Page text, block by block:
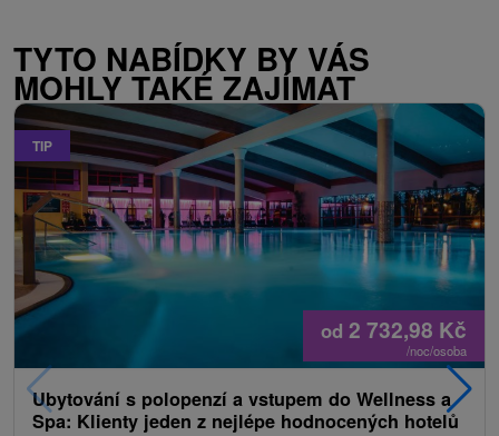
TYTO NABÍDKY BY VÁS
MOHLY TAKÉ ZAJÍMAT
TIP
od 2 732,98 Kč
/noc/osoba
Ubytování s polopenzí a vstupem do Wellness a
Spa: Klienty jeden z nejlépe hodnocených hotelů